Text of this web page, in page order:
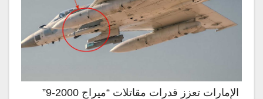
الإمارات تعزز قدرات مقاتلات “ميراج 2000-9”